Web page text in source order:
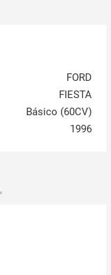
FORD
FIESTA
Básico (60CV)
1996